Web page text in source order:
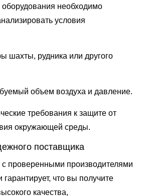
необходимо
условия
шахты, рудника или другого
объем воздуха и давление.
требования к защите от
окружающей среды.
поставщика
с проверенными производителями
что вы получите
качества,